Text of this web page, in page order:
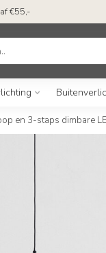
€55,-
en 3-staps dimbare